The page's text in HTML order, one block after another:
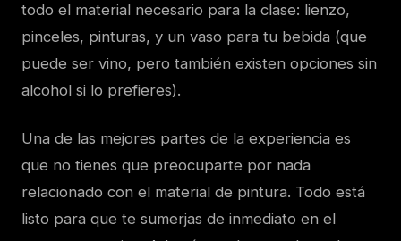
todo el material necesario para la clase: lienzo,
pinceles, pinturas, y un vaso para tu bebida (que
puede ser vino, pero también existen opciones sin
alcohol si lo prefieres).
Una de las mejores partes de la experiencia es
que no tienes que preocuparte por nada
relacionado con el material de pintura. Todo está
listo para que te sumerjas de inmediato en el